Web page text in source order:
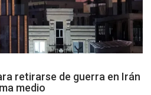
retirarse de guerra en Irán
medio